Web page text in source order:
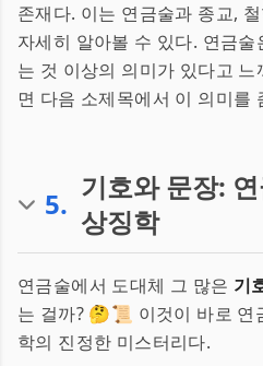
존재다. 이는 연금술과 종교,
자세히 알아볼 수 있다. 연금
는 것 이상의 의미가 있다고
면 다음 소제목에서 이 의미를
5. 기호와 문장:
상징학
연금술에서 도대체 그 많은 기
는 걸까? 🤔📜 이것이 바로 연
학의 진정한 미스터리다.